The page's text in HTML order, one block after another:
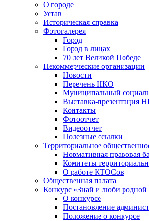
О городе
Устав
Историческая справка
Фотогалерея
Город
Город в лицах
70 лет Великой Победе
Некоммерческие организации
Новости
Перечень НКО
Муниципальный
Выставка-презентация
Контакты
Фотоотчет
Видеоотчет
Полезные ссылки
Территориальное
Нормативная правовая
Комитеты
О работе КТОСов
Общественная палата
Конкурс «Знай и люби
О конкурсе
Постановление
Положение о конкурсе